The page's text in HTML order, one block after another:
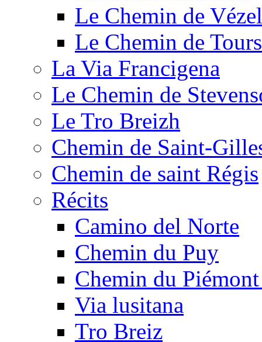
Le Chemin de
Le Chemin de Tours
La Via Francigena
Le Chemin de
Le Tro Breizh
Chemin de Saint-
Chemin de saint Régis
Récits
Camino del Norte
Chemin du Puy
Chemin du
Via lusitana
Tro Breiz